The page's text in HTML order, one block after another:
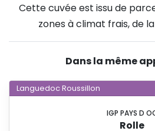
Cette cuvée est issu de
zones à climat frais, de
Dans la même
Languedoc Roussillon
IGP PAYS D
Rolle